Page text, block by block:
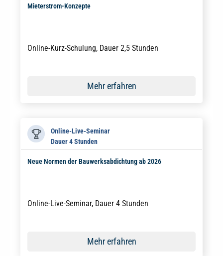
Mieterstrom-Konzepte
Online-Kurz-Schulung, Dauer 2,5 Stunden
Mehr erfahren
Online-Live-Seminar
Dauer 4 Stunden
Neue Normen der Bauwerksabdichtung ab 2026
Online-Live-Seminar, Dauer 4 Stunden
Mehr erfahren